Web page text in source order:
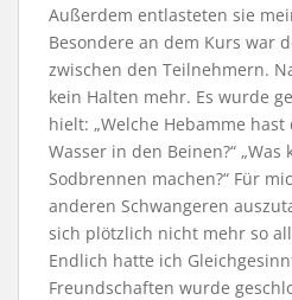
Außerdem entlasteten sie
Besondere an dem Kurs war
zwischen den Teilnehmern.
kein Halten mehr. Es wurde
hielt: „Welche Hebamme hast
Wasser in den Beinen?“ „Was
Sodbrennen machen?“ Für
anderen Schwangeren
sich plötzlich nicht mehr so
Endlich hatte ich
Freundschaften wurde